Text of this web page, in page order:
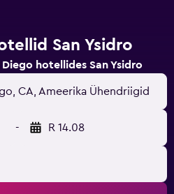
San Ysidro
hotellides San Ysidro
CA, Ameerika Ühendriigid
- R 14.08